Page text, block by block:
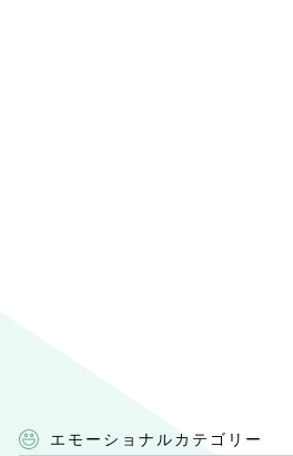
エモーショナルカテゴリー